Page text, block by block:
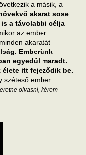
a másik, a
akarat sose
a távolabbi célja
az ember
akaratát
Emberünk
egyedül maradt.
élete itt fejeződik be.
széteső ember
olvasni, kérem